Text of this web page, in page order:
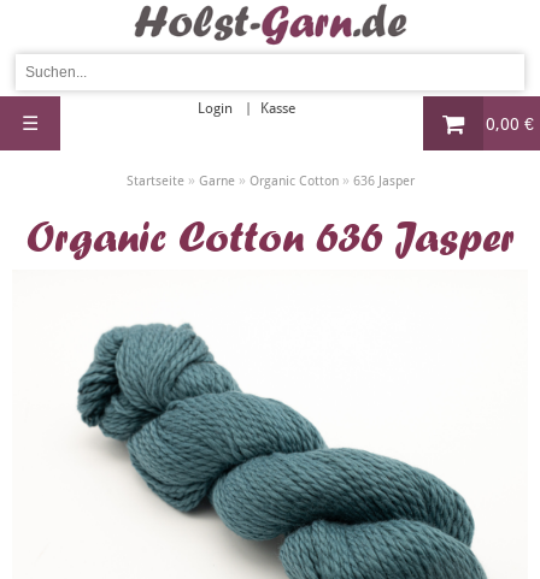
0,00 €
Login Kasse
☰
Startseite» Garne» Organic Cotton» 636 Jasper
Organic Cotton 636 Jasper